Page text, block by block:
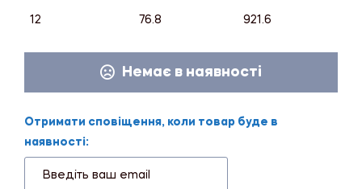
12 76.8 921.6
Немає в наявності
Отримати сповіщення, коли товар буде в
наявності: